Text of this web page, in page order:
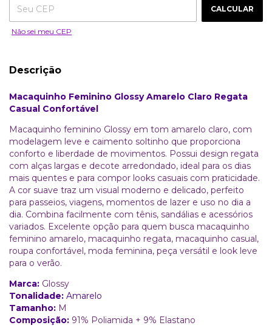
CALCULAR
Não sei meu CEP
Descrição
Macaquinho Feminino Glossy Amarelo Claro Regata
Casual Confortável
Macaquinho feminino Glossy em tom amarelo claro, com
modelagem leve e caimento soltinho que proporciona
conforto e liberdade de movimentos. Possui design regata
com alças largas e decote arredondado, ideal para os dias
mais quentes e para compor looks casuais com praticidade.
A cor suave traz um visual moderno e delicado, perfeito
para passeios, viagens, momentos de lazer e uso no dia a
dia. Combina facilmente com tênis, sandálias e acessórios
variados. Excelente opção para quem busca macaquinho
feminino amarelo, macaquinho regata, macaquinho casual,
roupa confortável, moda feminina, peça versátil e look leve
para o verão.
Marca: Glossy
Tonalidade: Amarelo
Tamanho: M
Composição: 91% Poliamida + 9% Elastano